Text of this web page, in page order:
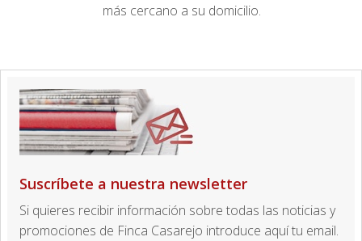
más cercano a su domicilio.
Suscríbete a nuestra newsletter
Si quieres recibir información sobre todas las noticias y
promociones de Finca Casarejo introduce aquí tu email.